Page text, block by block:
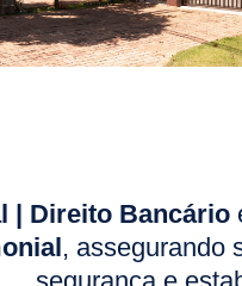
| Direito Bancário
, assegurando